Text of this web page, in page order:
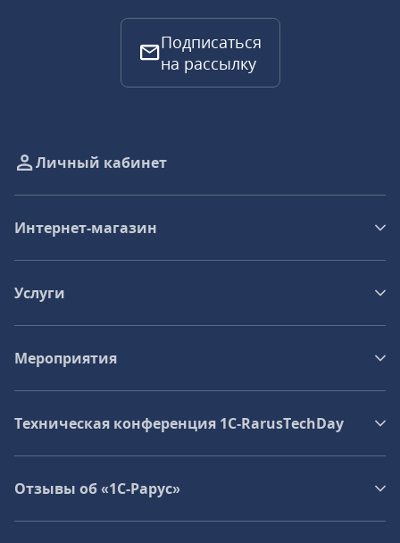
Подписаться
на рассылку
Личный кабинет
Интернет-магазин
Услуги
Мероприятия
Техническая конференция 1C‑RarusTechDay
Отзывы об «1С-Рарус»